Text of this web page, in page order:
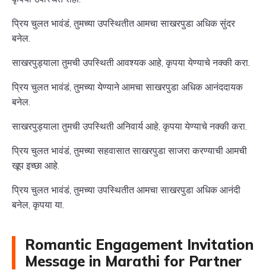
प्रिय चुलत भावंडं, तुमच्या उपस्थितीत आमचा साखरपुडा अधिक सुंदर
बनेल.
साखरपुड्याला तुमची उपस्थिती आवश्यक आहे, कृपया येण्याचे नक्की करा.
प्रिय चुलत भावंडं, तुमच्या येण्याने आमचा साखरपुडा अधिक आनंददायक
बनेल.
साखरपुड्याला तुमची उपस्थिती अनिवार्य आहे, कृपया येण्याचे नक्की करा.
प्रिय चुलत भावंडं, तुमच्या सहवासात साखरपुडा साजरा करण्याची आमची
खूप इच्छा आहे.
प्रिय चुलत भावंडं, तुमच्या उपस्थितीत आमचा साखरपुडा अधिक आनंदी
बनेल, कृपया या.
Romantic Engagement Invitation
Message in Marathi for Partner